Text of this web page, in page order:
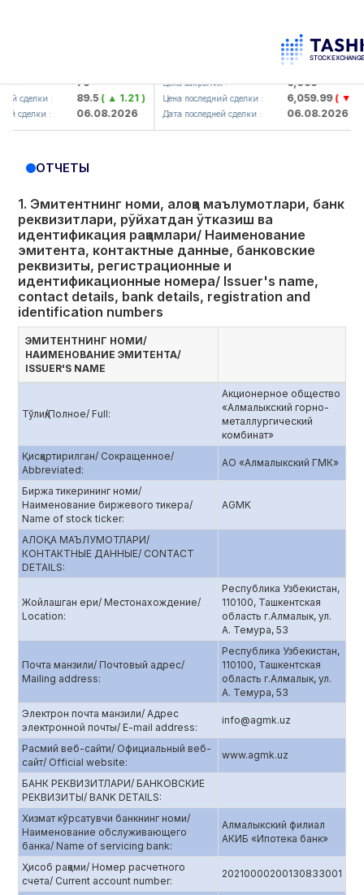
79
: 89.5 ( ▲ 1.21 )
: 06.08.2026
UZMK (<O'zmetkombinat> AJ)
Цена закрытия : 6,099
Цена последний сделки : 6,059.99( ▼ 39.89 )
Дата последней сделки : 06.08.2026
ОТЧЕТЫ
1. Эмитентнинг номи, алоқа маълумотлари, банк
реквизитлари, рўйхатдан ўтказиш ва
идентификация рақамлари/ Наименование
эмитента, контактные данные, банковские
реквизиты, регистрационные и
идентификационные номера/ Issuer's name,
contact details, bank details, registration and
identification numbers
ЭМИТЕНТНИНГ НОМИ/
НАИМЕНОВАНИЕ ЭМИТЕНТА/
ISSUER'S NAME
Тўлиқ/Полное/ Full:
Акционерное общество
«Алмалыкский горно-
металлургический
комбинат»
Қисқартирилган/ Сокращенное/
Abbreviated:
АО «Алмалыкский ГМК»
Биржа тикерининг номи/
Наименование биржевого тикера/
Name of stock ticker:
AGMK
АЛОҚА МАЪЛУМОТЛАРИ/
КОНТАКТНЫЕ ДАННЫЕ/ CONTACT
DETAILS:
Жойлашган ери/ Местонахождение/
Location:
Республика Узбекистан,
110100, Ташкентская
область г.Алмалык, ул.
А. Темура, 53
Почта манзили/ Почтовый адрес/
Mailing address:
Республика Узбекистан,
110100, Ташкентская
область г.Алмалык, ул.
А. Темура, 53
Электрон почта манзили/ Адрес
электронной почты/ E-mail address:
info@agmk.uz
Расмий веб-сайти/ Официальный веб-
сайт/ Official website:
www.agmk.uz
БАНК РЕКВИЗИТЛАРИ/ БАНКОВСКИЕ
РЕКВИЗИТЫ/ BANK DETAILS:
Хизмат кўрсатувчи банкнинг номи/
Наименование обслуживающего
банка/ Name of servicing bank:
Алмалыкский филиал
АКИБ «Ипотека банк»
Ҳисоб рақами/ Номер расчетного
счета/ Current account number:
20210000200130833001